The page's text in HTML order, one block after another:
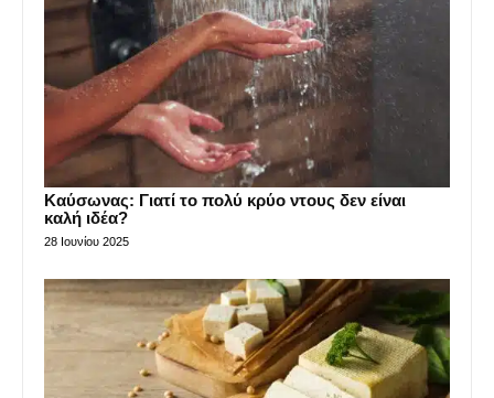
Καύσωνας: Γιατί το πολύ κρύο ντους δεν είναι
καλή ιδέα?
28 Ιουνίου 2025